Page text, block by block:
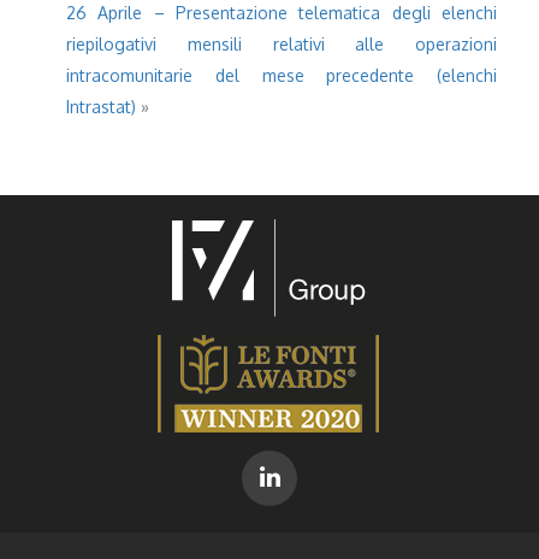
26 Aprile – Presentazione telematica degli elenchi
riepilogativi mensili relativi alle operazioni
intracomunitarie del mese precedente (elenchi
Intrastat) »